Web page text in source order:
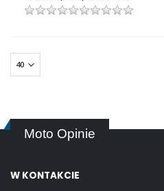
Moto Opinie
W KONTAKCIE